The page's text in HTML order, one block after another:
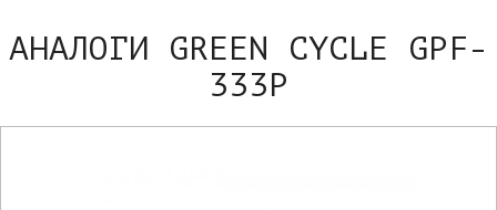
АНАЛОГИ GREEN CYCLE GPF-
333P